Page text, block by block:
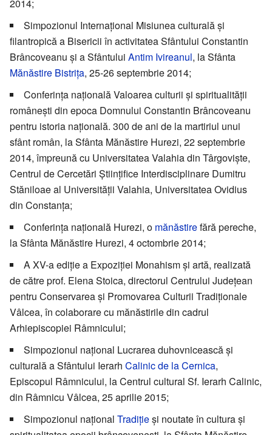
2014;
Simpozionul Internațional Misiunea culturală și
filantropică a Bisericii în activitatea Sfântului Constantin
Brâncoveanu și a Sfântului Antim Ivireanul, la Sfânta
Mănăstire Bistrița, 25-26 septembrie 2014;
Conferința națională Valoarea culturii și spiritualității
românești din epoca Domnului Constantin Brâncoveanu
pentru istoria națională. 300 de ani de la martiriul unui
sfânt român, la Sfânta Mănăstire Hurezi, 22 septembrie
2014, împreună cu Universitatea Valahia din Târgoviște,
Centrul de Cercetări Științifice Interdisciplinare Dumitru
Stăniloae al Universității Valahia, Universitatea Ovidius
din Constanța;
Conferința națională Hurezi, o mănăstirefără pereche,
la Sfânta Mănăstire Hurezi, 4 octombrie 2014;
A XV-a ediție a Expoziției Monahism și artă, realizată
de către prof. Elena Stoica, directorul Centrului Județean
pentru Conservarea și Promovarea Culturii Tradiționale
Vâlcea, în colaborare cu mănăstirile din cadrul
Arhiepiscopiei Râmnicului;
Simpozionul național Lucrarea duhovnicească și
culturală a Sfântului Ierarh Calinic de la Cernica,
Episcopul Râmnicului, la Centrul cultural Sf. Ierarh Calinic,
din Râmnicu Vâlcea, 25 aprilie 2015;
Simpozionul național Tradițieși noutate în cultura și